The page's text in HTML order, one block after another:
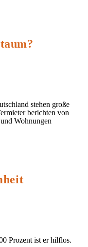
stehen große
berichten von
Wohnungen
Prozent ist er hilflos.